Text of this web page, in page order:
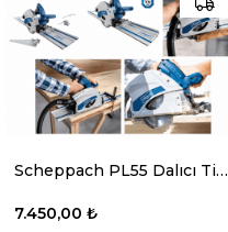
Scheppach PL55 Dalıcı Tip Testere + Kılkavuz
7.450,00 ₺